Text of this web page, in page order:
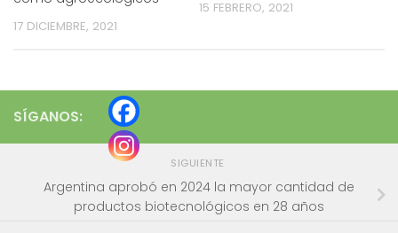
17 DICIEMBRE, 2021
15 FEBRERO, 2021
SÍGANOS:
SIGUIENTE
Argentina aprobó en 2024 la mayor cantidad de
productos biotecnológicos en 28 años